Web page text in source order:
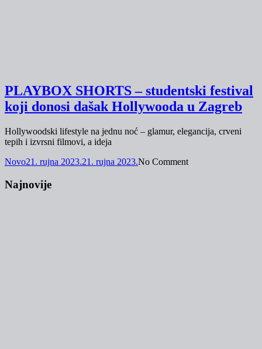
PLAYBOX SHORTS – studentski festival
koji donosi dašak Hollywooda u Zagreb
Hollywoodski lifestyle na jednu noć – glamur, elegancija, crveni
tepih i izvrsni filmovi, a ideja
Novo21. rujna 2023.21. rujna 2023.No Comment
Najnovije